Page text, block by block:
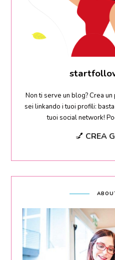
Non ti serve un blog? Crea
sei linkando i tuoi profili:
tuoi social network!
💅 CREA